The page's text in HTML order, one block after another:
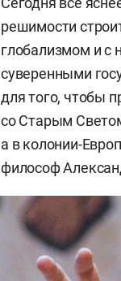
решимости
глобализмом и с
суверенными
для того, чтобы
со Старым
а в колонии-
философ